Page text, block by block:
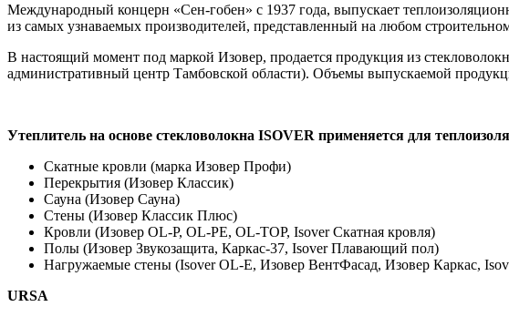
Международный концерн «Сен-гобен» с 1937 года, выпускает
из самых узнаваемых производителей, представленный на любом
В настоящий момент под маркой Изовер, продается продукция из
административный центр Тамбовской области). Объемы выпускаемой
Утеплитель на основе стекловолокна ISOVER применяется для
Скатные кровли (марка Изовер Профи)
Перекрытия (Изовер Классик)
Сауна (Изовер Сауна)
Стены (Изовер Классик Плюс)
Кровли (Изовер OL-P, OL-PE, OL-TOP, Isover Скатная кровля)
Полы (Изовер Звукозащита, Каркас-37, Isover Плавающий пол)
Нагружаемые стены (Isover OL-E, Изовер ВентФасад, Изовер Каркас,
URSA